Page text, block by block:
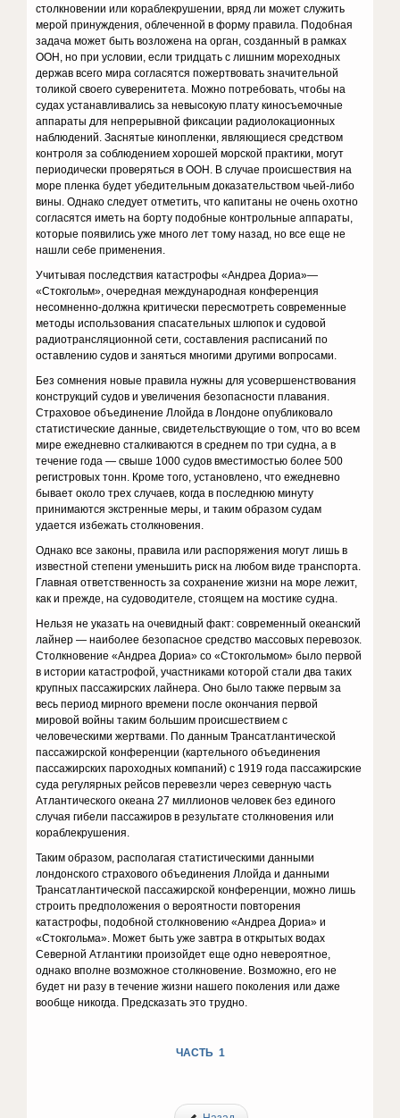
столкновении или кораблекрушении, вряд ли может служить
мерой принуждения, облеченной в форму правила. Подобная
задача может быть возложена на орган, созданный в рамках
ООН, но при условии, если тридцать с лишним мореходных
держав всего мира согласятся пожертвовать значительной
толикой своего суверенитета. Можно потребовать, чтобы на
судах устанавливались за невысокую плату киносъемочные
аппараты для непрерывной фиксации радиолокационных
наблюдений. Заснятые кинопленки, являющиеся средством
контроля за соблюдением хорошей морской практики, могут
периодически проверяться в ООН. В случае происшествия на
море пленка будет убедительным доказательством чьей-либо
вины. Однако следует отметить, что капитаны не очень охотно
согласятся иметь на борту подобные контрольные аппараты,
которые появились уже много лет тому назад, но все еще не
нашли себе применения.
Учитывая последствия катастрофы «Андреа Дориа»—
«Стокгольм», очередная международная конференция
несомненно-должна критически пересмотреть современные
методы использования спасательных шлюпок и судовой
радиотрансляционной сети, составления расписаний по
оставлению судов и заняться многими другими вопросами.
Без сомнения новые правила нужны для усовершенствования
конструкций судов и увеличения безопасности плавания.
Страховое объединение Ллойда в Лондоне опубликовало
статистические данные, свидетельствующие о том, что во всем
мире ежедневно сталкиваются в среднем по три судна, а в
течение года — свыше 1000 судов вместимостью более 500
регистровых тонн. Кроме того, установлено, что ежедневно
бывает около трех случаев, когда в последнюю минуту
принимаются экстренные меры, и таким образом судам
удается избежать столкновения.
Однако все законы, правила или распоряжения могут лишь в
известной степени уменьшить риск на любом виде транспорта.
Главная ответственность за сохранение жизни на море лежит,
как и прежде, на судоводителе, стоящем на мостике судна.
Нельзя не указать на очевидный факт: современный океанский
лайнер — наиболее безопасное средство массовых перевозок.
Столкновение «Андреа Дориа» со «Стокгольмом» было первой
в истории катастрофой, участниками которой стали два таких
крупных пассажирских лайнера. Оно было также первым за
весь период мирного времени после окончания первой
мировой войны таким большим происшествием с
человеческими жертвами. По данным Трансатлантической
пассажирской конференции (картельного объединения
пассажирских пароходных компаний) с 1919 года пассажирские
суда регулярных рейсов перевезли через северную часть
Атлантического океана 27 миллионов человек без единого
случая гибели пассажиров в результате столкновения или
кораблекрушения.
Таким образом, располагая статистическими данными
лондонского страхового объединения Ллойда и данными
Трансатлантической пассажирской конференции, можно лишь
строить предположения о вероятности повторения
катастрофы, подобной столкновению «Андреа Дориа» и
«Стокгольма». Может быть уже завтра в открытых водах
Северной Атлантики произойдет еще одно невероятное,
однако вполне возможное столкновение. Возможно, его не
будет ни разу в течение жизни нашего поколения или даже
вообще никогда. Предсказать это трудно.
ЧАСТЬ 1